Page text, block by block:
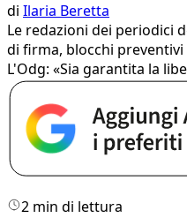
di Ilaria Beretta
Le redazioni dei periodici
di firma, blocchi
L'Odg: «Sia garantita la
2 min di lettura